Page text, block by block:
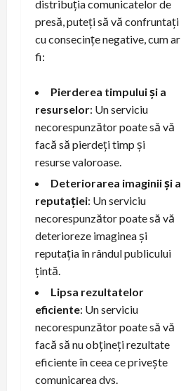
distribuția comunicatelor de
presă, puteți să vă confruntați
cu consecințe negative, cum ar
fi:
Pierderea timpului și a
resurselor: Un serviciu
necorespunzător poate să vă
facă să pierdeți timp și
resurse valoroase.
Deteriorarea imaginii și a
reputației: Un serviciu
necorespunzător poate să vă
deterioreze imaginea și
reputația în rândul publicului
țintă.
Lipsa rezultatelor
eficiente: Un serviciu
necorespunzător poate să vă
facă să nu obțineți rezultate
eficiente în ceea ce privește
comunicarea dvs.